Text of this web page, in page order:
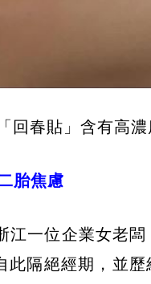
回春貼」含有高濃
胎焦慮
江一位企業女老
此隔絕經期，並